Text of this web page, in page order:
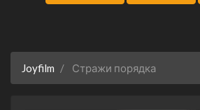
Joyfilm Стражи порядка